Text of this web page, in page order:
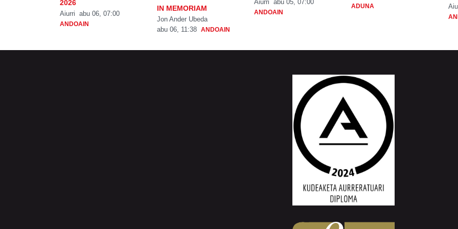
2026
Aiurri abu 06, 07:00
ANDOAIN
IN MEMORIAM
Jon Ander Ubeda
abu 06, 11:38 ANDOAIN
Aiurri abu 05, 07:00
ANDOAIN
ADUNA